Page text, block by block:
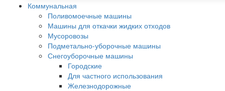
Коммунальная
Поливомоечные машины
Машины для откачки жидких отходов
Мусоровозы
Подметально-уборочные машины
Снегоуборочные машины
Городские
Для частного использования
Железнодорожные